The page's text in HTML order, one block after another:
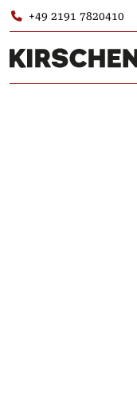
+49 2191 7820410